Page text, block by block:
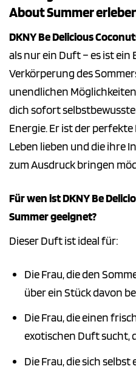
About Summer
DKNY Be Delicious
als nur ein Duft – es ist ein
Verkörperung des
unendlichen
dich sofort
Energie. Er ist der
Leben lieben und die ihre
zum Ausdruck bringen
Für wen ist DKNY Be
Summer geeignet?
Dieser Duft ist ideal für:
Die Frau, die den
über ein Stück davon
Die Frau, die einen
exotischen Duft sucht,
Die Frau, die sich